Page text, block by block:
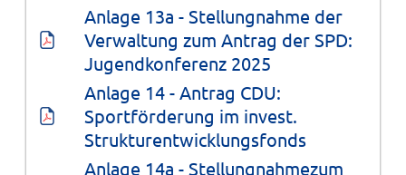
Anlage 13a - Stellungnahme der
Verwaltung zum Antrag der SPD:
Jugendkonferenz 2025
Anlage 14 - Antrag CDU:
Sportförderung im invest.
Strukturentwicklungsfonds
Anlage 14a - Stellungnahmezum